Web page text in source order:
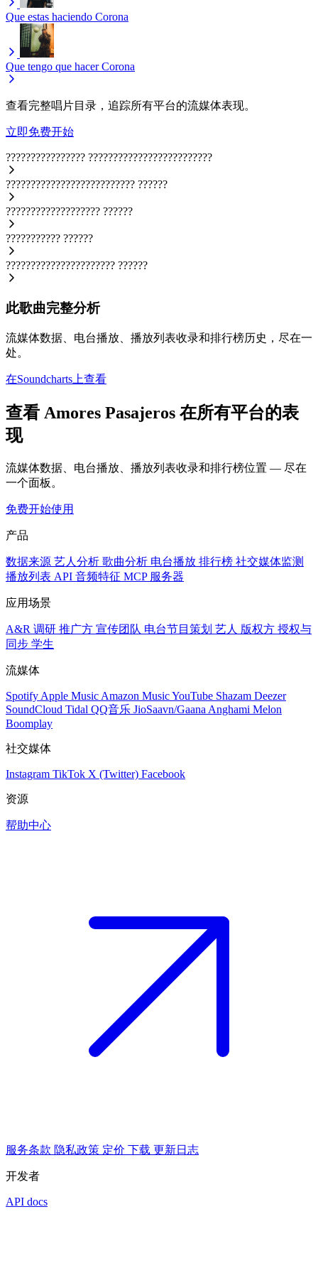
Que estas haciendo Corona
Que tengo que hacer Corona
查看完整唱片目录，追踪所有平台的流媒体表现。
立即免费开始
???????????????? ?????????????????????????
?????????????????????????? ??????
??????????????????? ??????
??????????? ??????
?????????????????????? ??????
此歌曲完整分析
流媒体数据、电台播放、播放列表收录和排行榜历史，尽在一
处。
在Soundcharts上查看
查看 Amores Pasajeros 在所有平台的表
现
流媒体数据、电台播放、播放列表收录和排行榜位置 — 尽在
一个面板。
免费开始使用
产品
数据来源 艺人分析 歌曲分析 电台播放 排行榜 社交媒体监测
播放列表 API 音频特征 MCP 服务器
应用场景
A&R 调研 推广方 宣传团队 电台节目策划 艺人 版权方 授权与
同步 学生
流媒体
Spotify Apple Music Amazon MusicYouTube Shazam Deezer
SoundCloud Tidal QQ音乐 JioSaavn/Gaana Anghami Melon
Boomplay
社交媒体
Instagram TikTok X (Twitter) Facebook
资源
帮助中心
服务条款 隐私政策 定价 下载 更新日志
开发者
API docs